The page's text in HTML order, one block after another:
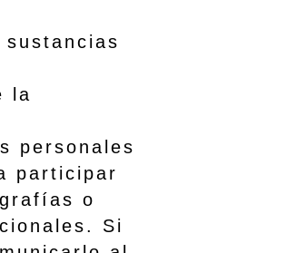
la
personales
o
Si